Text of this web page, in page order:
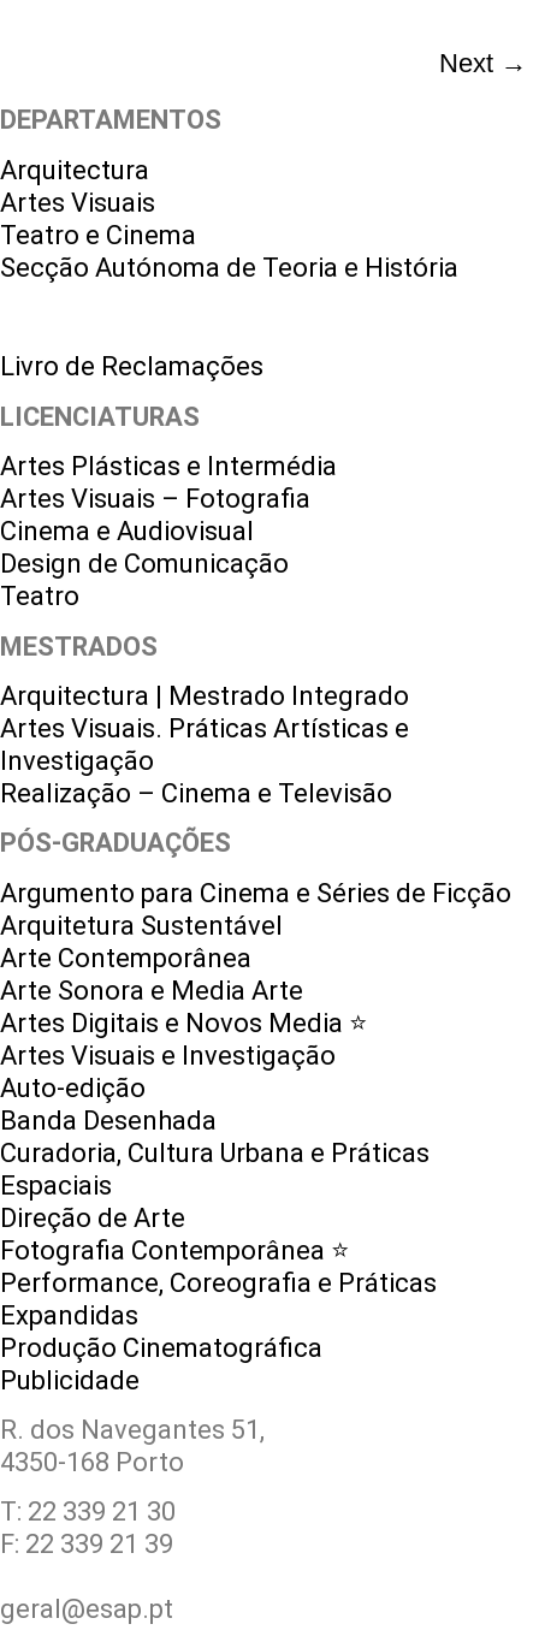
Next →
DEPARTAMENTOS
Arquitectura
Artes Visuais
Teatro e Cinema
Secção Autónoma de Teoria e História
Livro de Reclamações
LICENCIATURAS
Artes Plásticas e Intermédia
Artes Visuais – Fotografia
Cinema e Audiovisual
Design de Comunicação
Teatro
MESTRADOS
Arquitectura | Mestrado Integrado
Artes Visuais. Práticas Artísticas e
Investigação
Realização – Cinema e Televisão
PÓS-GRADUAÇÕES
Argumento para Cinema e Séries de Ficção
Arquitetura Sustentável
Arte Contemporânea
Arte Sonora e Media Arte
Artes Digitais e Novos Media ⭐️
Artes Visuais e Investigação
Auto-edição
Banda Desenhada
Curadoria, Cultura Urbana e Práticas
Espaciais
Direção de Arte
Fotografia Contemporânea ⭐️
Performance, Coreografia e Práticas
Expandidas
Produção Cinematográfica
Publicidade
R. dos Navegantes 51,
4350-168 Porto
T: 22 339 21 30
F: 22 339 21 39
geral@esap.pt